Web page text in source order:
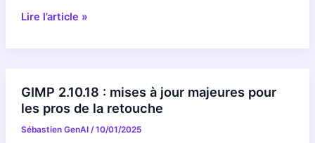
personne
RÉVÉLATION
GIMP
Prépare
Pour
Lire l’article »
GIMP 2.10.18 : mises à jour majeures pour
les pros de la retouche
Sébastien GenAI /10/01/2025